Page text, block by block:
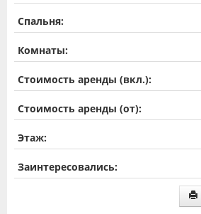
Спальня:
Комнаты:
Стоимость аренды (вкл.):
Стоимость аренды (от):
Этаж:
Заинтересовались: